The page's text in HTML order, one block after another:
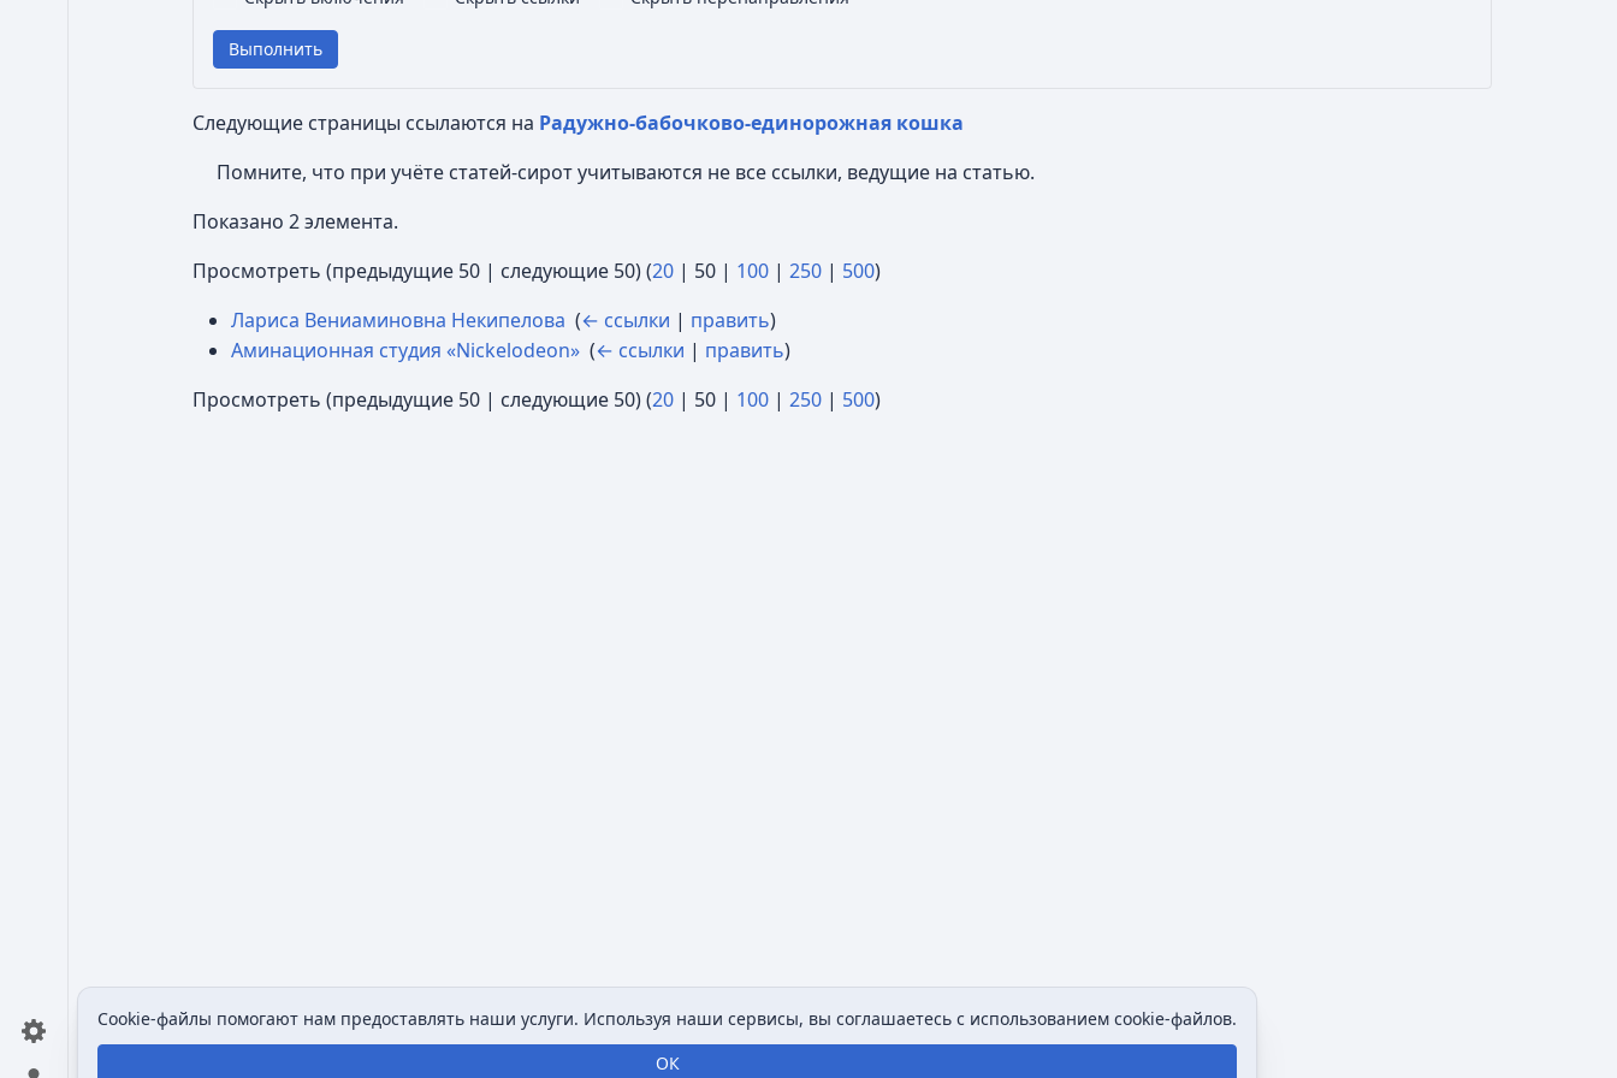
Выполнить
Следующие страницы ссылаются на Радужно-бабочково-единорожная кошка
Помните, что при учёте статей-сирот учитываются не все ссылки, ведущие на статью.
Показано 2 элемента.
Просмотреть (предыдущие 50 | следующие 50) (20 | 50 | 100 | 250 | 500)
Лариса Вениаминовна Некипелова (← ссылки | править)
Аминационная студия «Nickelodeon» (← ссылки | править)
Просмотреть (предыдущие 50 | следующие 50) (20 | 50 | 100 | 250 | 500)
Cookie-файлы помогают нам предоставлять наши услуги. Используя наши сервисы, вы соглашаетесь с использованием cookie-файлов.
ОК